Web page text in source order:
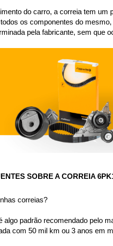
do carro, a correia tem
os componentes do
pela fabricante, sem que
SOBRE A CORREIA
correias?
algo padrão recomendado pelo
com 50 mil km ou 3 anos em